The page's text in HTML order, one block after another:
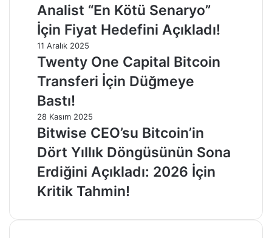
Analist “En Kötü Senaryo”
İçin Fiyat Hedefini Açıkladı!
11 Aralık 2025
Twenty One Capital Bitcoin
Transferi İçin Düğmeye
Bastı!
28 Kasım 2025
Bitwise CEO’su Bitcoin’in
Dört Yıllık Döngüsünün Sona
Erdiğini Açıkladı: 2026 İçin
Kritik Tahmin!